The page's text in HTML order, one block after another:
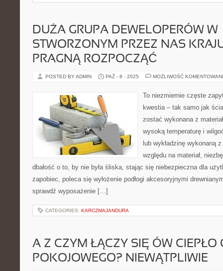
DUŻA GRUPA DEWELOPERÓW W
STWORZONYM PRZEZ NAS
PRAGNĄ ROZPOCZĄĆ
POSTED BY ADMIN PAŹ - 8 - 2025 MOŻLIWOŚĆ
To niezmiernie częste
kwestia – tak samo jak
zostać wykonana z
wysoką temperaturę i
lub wykładzinę wykonaną
względu na materiał,
dbałość o to, by nie była śliska, stając się niebezpieczna dla
zapobiec, poleca się wyłożenie podłogi akcesoryjnymi
sprawdź wyposażenie […]
CATEGORIES: KARCZMAJANDURA
A Z CZYM ŁĄCZY SIĘ ÓW CIEPŁO
POKOJOWEGO? NIEWĄTPLIWIE